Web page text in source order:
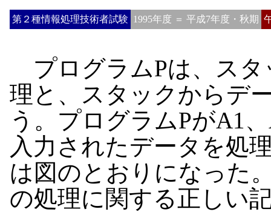
第２種情報処理技術者試験 1995年度 ＝ 平成7年度・秋期
プログラムPは、スタ
理と、スタックからデ
う。プログラムPがA1
入力されたデータを処
は図のとおりになった
の処理に関する正しい